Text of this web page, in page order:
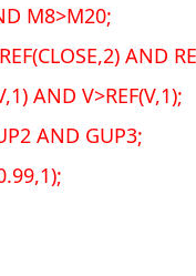
M8>M20;
AND
AND V>REF(V,1);
AND GUP3;